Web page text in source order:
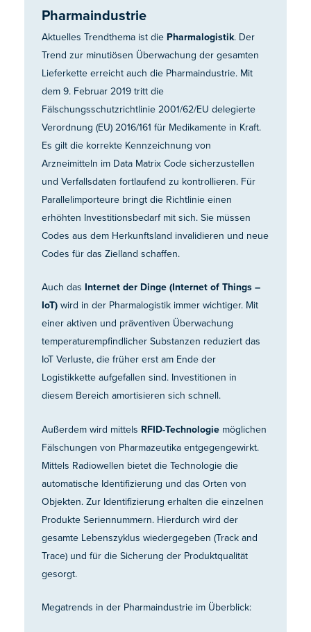
Pharmaindustrie
Aktuelles Trendthema ist die Pharmalogistik. Der
Trend zur minutiösen Überwachung der gesamten
Lieferkette erreicht auch die Pharmaindustrie. Mit
dem 9. Februar 2019 tritt die
Fälschungsschutzrichtlinie 2001/62/EU delegierte
Verordnung (EU) 2016/161 für Medikamente in Kraft.
Es gilt die korrekte Kennzeichnung von
Arzneimitteln im Data Matrix Code sicherzustellen
und Verfallsdaten fortlaufend zu kontrollieren. Für
Parallelimporteure bringt die Richtlinie einen
erhöhten Investitionsbedarf mit sich. Sie müssen
Codes aus dem Herkunftsland invalidieren und neue
Codes für das Zielland schaffen.
Auch das Internet der Dinge (Internet of Things –
IoT) wird in der Pharmalogistik immer wichtiger. Mit
einer aktiven und präventiven Überwachung
temperaturempfindlicher Substanzen reduziert das
IoT Verluste, die früher erst am Ende der
Logistikkette aufgefallen sind. Investitionen in
diesem Bereich amortisieren sich schnell.
Außerdem wird mittels RFID-Technologie möglichen
Fälschungen von Pharmazeutika entgegengewirkt.
Mittels Radiowellen bietet die Technologie die
automatische Identifizierung und das Orten von
Objekten. Zur Identifizierung erhalten die einzelnen
Produkte Seriennummern. Hierdurch wird der
gesamte Lebenszyklus wiedergegeben (Track and
Trace) und für die Sicherung der Produktqualität
gesorgt.
Megatrends in der Pharmaindustrie im Überblick: